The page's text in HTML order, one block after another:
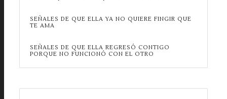
SEÑALES DE QUE ELLA YA NO QUIERE FINGIR QUE
TE AMA
SEÑALES DE QUE ELLA REGRESÓ CONTIGO
PORQUE NO FUNCIONÓ CON EL OTRO